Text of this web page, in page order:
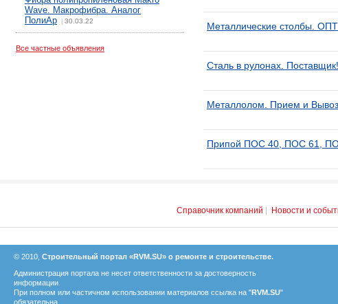
Wave. Макрофибра. Аналог
ПолиАр
30.03.22
Все частные объявления
Металлические столбы.
Сталь в рулонах.
Металлолом. Прием и
Припой ПОС 40, ПОС 61,
Справочник компаний Новости и
© 2010, Строительный портал «RVM.SU» о ремонте и строительстве.
Администрация портала не несет ответственности за достоверность
информации.
При полном или частичном использовании материалов ссылка на "RVM.SU"
обязательна.